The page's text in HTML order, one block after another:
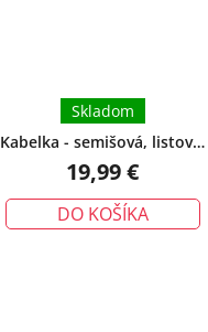
Kabelka - semišová, listová,
clutch, béžová
Skladom
19,99 €
DO KOŠÍKA